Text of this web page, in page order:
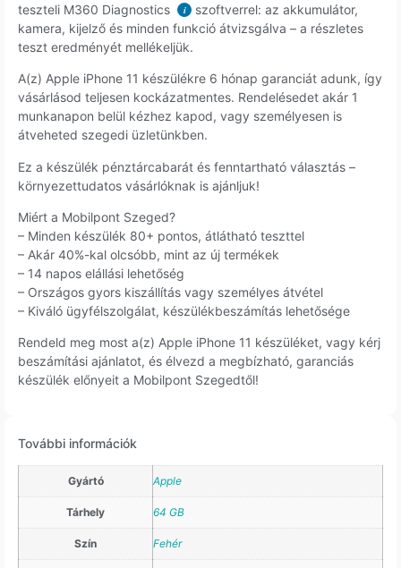
teszteli M360 Diagnostics
i
szoftverrel: az akkumulátor,
kamera, kijelző és minden funkció átvizsgálva – a részletes
teszt eredményét mellékeljük.
A(z) Apple iPhone 11 készülékre 6 hónap garanciát adunk, így
vásárlásod teljesen kockázatmentes. Rendelésedet akár 1
munkanapon belül kézhez kapod, vagy személyesen is
átveheted szegedi üzletünkben.
Ez a készülék pénztárcabarát és fenntartható választás –
környezettudatos vásárlóknak is ajánljuk!
Miért a Mobilpont Szeged?
– Minden készülék 80+ pontos, átlátható teszttel
– Akár 40%-kal olcsóbb, mint az új termékek
– 14 napos elállási lehetőség
– Országos gyors kiszállítás vagy személyes átvétel
– Kiváló ügyfélszolgálat, készülékbeszámítás lehetősége
Rendeld meg most a(z) Apple iPhone 11 készüléket, vagy kérj
beszámítási ajánlatot, és élvezd a megbízható, garanciás
készülék előnyeit a Mobilpont Szegedtől!
További információk
Gyártó Apple
Tárhely 64 GB
Szín Fehér